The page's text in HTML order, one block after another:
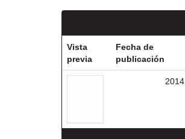
Vista
previa
Fecha de
publicación
2014